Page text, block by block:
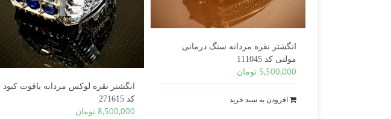
انگشتر نقره مردانه سنگ درمانی
مولتی کد 111045
5,500,000 تومان
افزودن به سبد خرید
انگشتر نقره لوکس مردانه یاقوت کبود
کد 271615
8,500,000 تومان